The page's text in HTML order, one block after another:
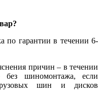
по гарантии в течении 6-
причин – в течении
шиномонтажа, если
шин и дисков